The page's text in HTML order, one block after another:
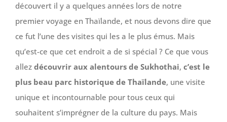
découvert il y a quelques années lors de notre
premier voyage en Thaïlande, et nous devons dire que
ce fut l’une des visites qui les a le plus émus. Mais
qu’est-ce que cet endroit a de si spécial ? Ce que vous
allez découvrir aux alentours de Sukhothai, c’est le
plus beau parc historique de Thaïlande, une visite
unique et incontournable pour tous ceux qui
souhaitent s’imprégner de la culture du pays. Mais